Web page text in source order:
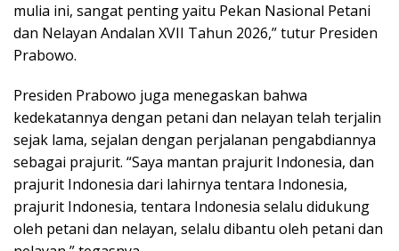
mulia ini, sangat penting yaitu Pekan Nasional Petani
dan Nelayan Andalan XVII Tahun 2026,” tutur Presiden
Prabowo.
Presiden Prabowo juga menegaskan bahwa
kedekatannya dengan petani dan nelayan telah terjalin
sejak lama, sejalan dengan perjalanan pengabdiannya
sebagai prajurit. “Saya mantan prajurit Indonesia, dan
prajurit Indonesia dari lahirnya tentara Indonesia,
prajurit Indonesia, tentara Indonesia selalu didukung
oleh petani dan nelayan, selalu dibantu oleh petani dan